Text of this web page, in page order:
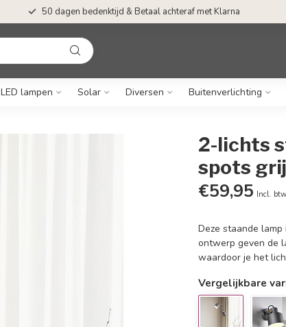
50 dagen bedenktijd & Betaal achteraf met Klarna
LED lampen Solar Diversen Buitenverlichting
2-lichts
spots
€59,95 Incl. btw
Deze staande
ontwerp geven de
waardoor je het
Vergelijkbare